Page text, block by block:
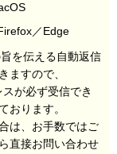
／Edge
を伝える自動返信
ますので、
が必ず受信でき
おります。
は、お手数ではご
直接お問い合わせ